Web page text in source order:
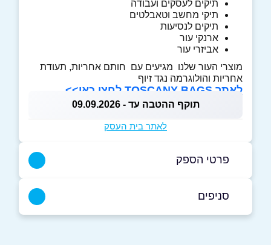
תיקים לעסקים ועבודה
תיקי מחשב וטאבלטים
תיקים לנסיעות
ארנקי עור
אביזרי עור
מוצרי העור שלנו מגיעים עם חותם אחריות, תעודת
אחריות והולוגרמה נגד זיוף
לאתר TOSCANY BAGS לחצו כאן>>
תוקף ההטבה עד - 09.09.2026
לאתר בית העסק
פרטי הספק
באתר
סניפים